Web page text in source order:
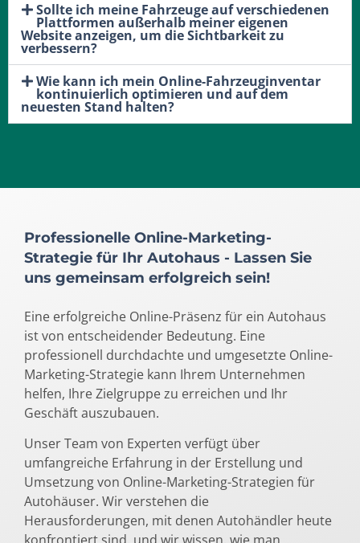
Sollte ich meine Fahrzeuge auf verschiedenen
Plattformen außerhalb meiner eigenen
Website anzeigen, um die Sichtbarkeit zu
verbessern?
Wie kann ich mein Online-Fahrzeuginventar
kontinuierlich optimieren und auf dem
neuesten Stand halten?
Professionelle Online-Marketing-
Strategie für Ihr Autohaus - Lassen Sie
uns gemeinsam erfolgreich sein!
Eine erfolgreiche Online-Präsenz für ein Autohaus
ist von entscheidender Bedeutung. Eine
professionell durchdachte und umgesetzte Online-
Marketing-Strategie kann Ihrem Unternehmen
helfen, Ihre Zielgruppe zu erreichen und Ihr
Geschäft auszubauen.
Unser Team von Experten verfügt über
umfangreiche Erfahrung in der Erstellung und
Umsetzung von Online-Marketing-Strategien für
Autohäuser. Wir verstehen die
Herausforderungen, mit denen Autohändler heute